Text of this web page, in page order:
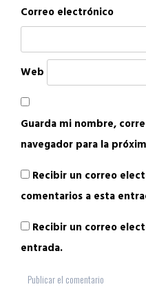
Correo electrónico
Web
Guarda mi nombre,
navegador para la
Recibir un correo
comentarios a esta
Recibir un correo
entrada.